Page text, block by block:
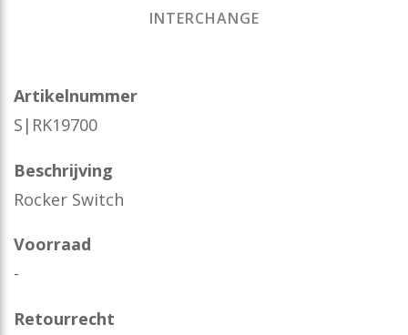
INTERCHANGE
Artikelnummer
S|RK19700
Beschrijving
Rocker Switch
Voorraad
-
Retourrecht